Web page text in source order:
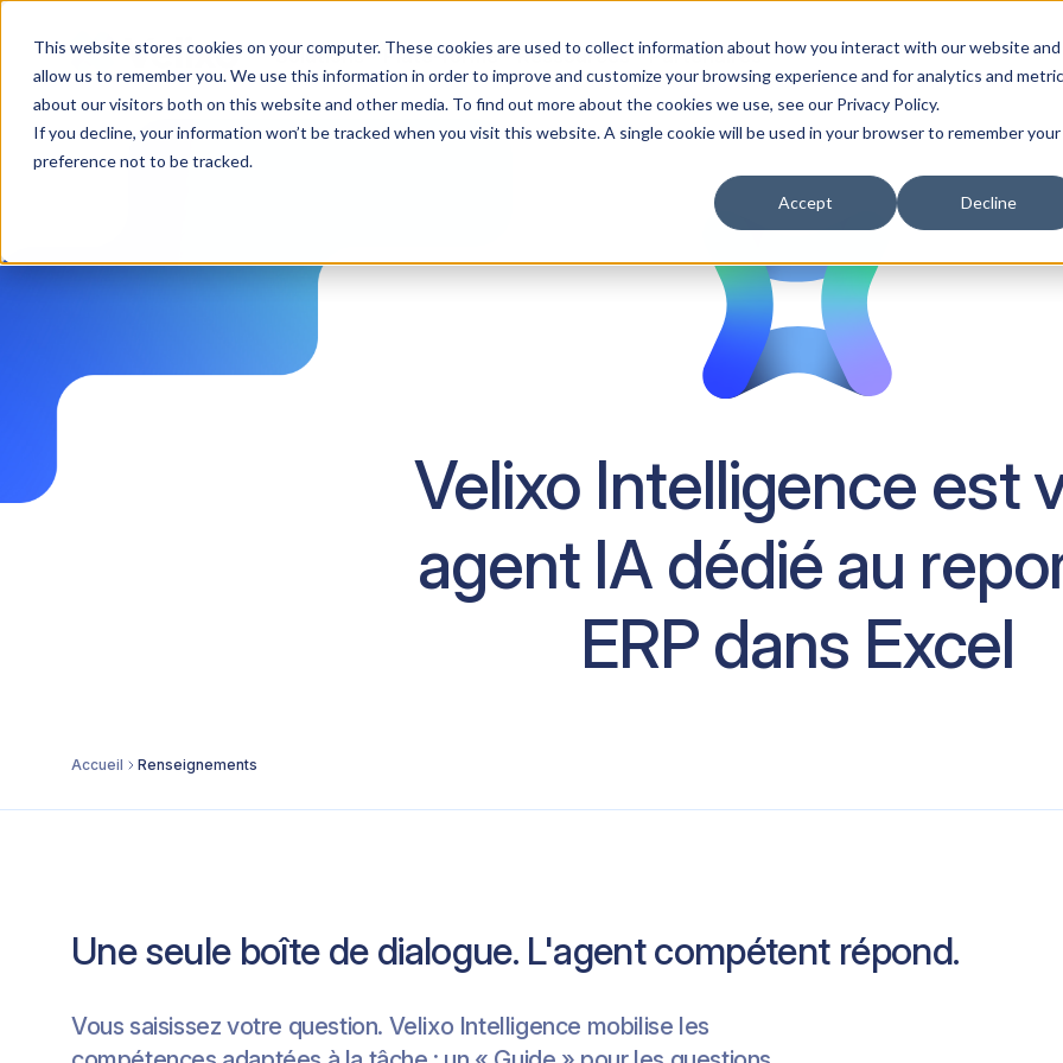
This website stores cookies on your computer. These cookies are used to collect information about how you interact with our website and
allow us to remember you. We use this information in order to improve and customize your browsing experience and for analytics and
about our visitors both on this website and other media. To find out more about the cookies we use, see our Privacy Policy.
If you decline, your information won’t be tracked when you visit this website. A single cookie will be used in your browser to remember your
preference not to be tracked.
Accept Decline
Solutions Plate-forme Ressources Partenaires
Velixo Intelligence est
agent IA dédié au
ERP dans Excel
Accueil Renseignements
Une seule boîte de dialogue. L'agent compétent répond.
Vous saisissez votre question. Velixo Intelligence mobilise les